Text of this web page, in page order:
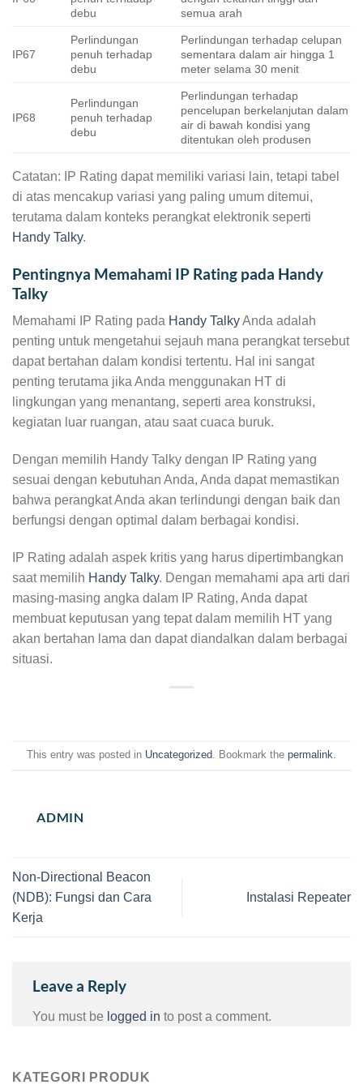
debu
semua arah
IP67
Perlindungan
penuh terhadap
debu
Perlindungan terhadap celupan
sementara dalam air hingga 1
meter selama 30 menit
IP68
Perlindungan
penuh terhadap
debu
Perlindungan terhadap
pencelupan berkelanjutan dalam
air di bawah kondisi yang
ditentukan oleh produsen
Catatan: IP Rating dapat memiliki variasi lain, tetapi tabel
di atas mencakup variasi yang paling umum ditemui,
terutama dalam konteks perangkat elektronik seperti
Handy Talky.
Pentingnya Memahami IP Rating pada Handy
Talky
Memahami IP Rating pada Handy TalkyAnda adalah
penting untuk mengetahui sejauh mana perangkat tersebut
dapat bertahan dalam kondisi tertentu. Hal ini sangat
penting terutama jika Anda menggunakan HT di
lingkungan yang menantang, seperti area konstruksi,
kegiatan luar ruangan, atau saat cuaca buruk.
Dengan memilih Handy Talky dengan IP Rating yang
sesuai dengan kebutuhan Anda, Anda dapat memastikan
bahwa perangkat Anda akan terlindungi dengan baik dan
berfungsi dengan optimal dalam berbagai kondisi.
IP Rating adalah aspek kritis yang harus dipertimbangkan
saat memilih Handy Talky. Dengan memahami apa arti dari
masing-masing angka dalam IP Rating, Anda dapat
membuat keputusan yang tepat dalam memilih HT yang
akan bertahan lama dan dapat diandalkan dalam berbagai
situasi.
This entry was posted in Uncategorized . Bookmark the permalink
ADMIN
Non-Directional Beacon
(NDB): Fungsi dan Cara
Kerja
Instalasi Repeater
Leave a Reply
You must be logged in to post a comment.
KATEGORI PRODUK